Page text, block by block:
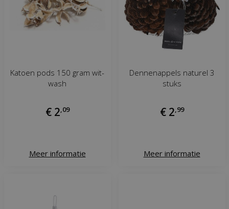
Katoen pods 150 gram wit-
wash
€ 2 09
Meer informatie
Dennenappels naturel 3
stuks
€ 2 99
Meer informatie